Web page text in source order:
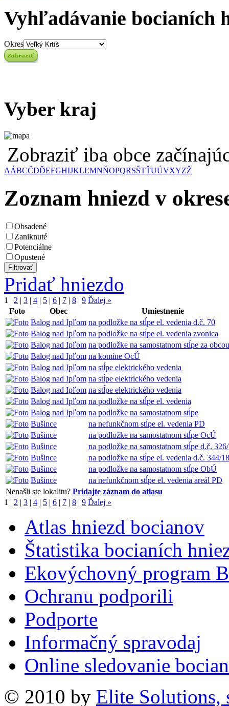
Vyhľadávanie bocianích
Okres
Vyber kraj
Zobraziť iba obce
AÁBCČDĎEFGHIJKLĽMNŇOPQRSŠTŤUÚVXYZŽ
Zoznam hniezd v
Obsadené
Zaniknuté
Potenciálne
Opustené
Pridať hniezdo
1 | 2 | 3 | 4 | 5 | 6 | 7 | 8 | 9 Ďalej »
Foto
Obec
Umiestnenie
Balog nad Ipľom na podložke na stĺpe el. vedenia d.č. 70
Balog nad Ipľom na podložke na stĺpe el. vedenia zvonica
Balog nad Ipľom na podložke na samostatnom stĺpe za obcou
Balog nad Ipľom na komíne OcÚ
Balog nad Ipľom na stĺpe elektrického vedenia
Balog nad Ipľom na stĺpe elektrického vedenia
Balog nad Ipľom na stĺpe elektrického vedenia
Balog nad Ipľom na podložke na stĺpe el. vedenia
Balog nad Ipľom na podložke na samostatnom stĺpe
Bušince
na nefunkčnom stĺpe el. vedenia PD
Bušince
na podložke na samostatnom stĺpe OcÚ
Bušince
na podložke na samostatnom stĺpe d.č.
Bušince
na podložke na stĺpe el. vedenia d.č. 344/18
Bušince
na podložke na samostatnom stĺpe ObÚ
Bušince
na nefunkčnom stĺpe el. vedenia areál PD
Nenašli ste lokalitu? Pridajte záznam do atlasu
1 | 2 | 3 | 4 | 5 | 6 | 7 | 8 | 9 Ďalej »
Atlas hniezd bocianov
Štatistika bocianích
Ekovýchovný program
Ochranu podporili
Podporte
Informačný spravodaj
Online sledovanie
© 2010 by Elite Solutions,